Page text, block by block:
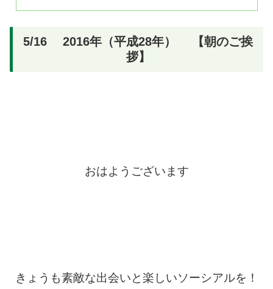
5/16 2016年（平成28年） 【朝のご挨
拶】
おはようございます
きょうも素敵な出会いと楽しいソーシアルを！